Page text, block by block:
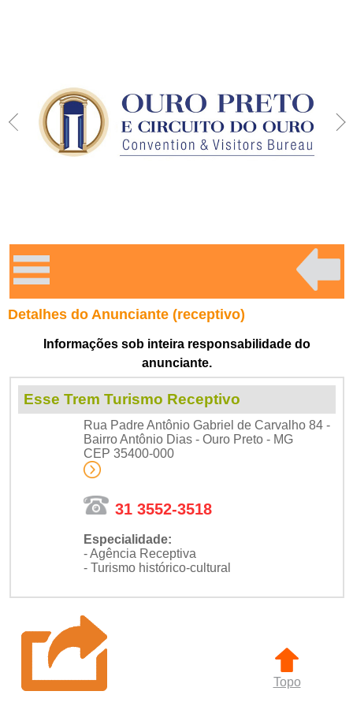
Detalhes do Anunciante (receptivo)
Informações sob inteira responsabilidade do
anunciante.
Esse Trem Turismo Receptivo
Rua Padre Antônio Gabriel de Carvalho 84 -
Bairro Antônio Dias - Ouro Preto - MG
CEP 35400-000
31 3552-3518
Especialidade:
- Agência Receptiva
- Turismo histórico-cultural
Topo